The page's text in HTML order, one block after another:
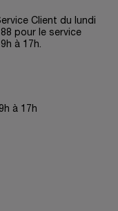
Client du lundi
pour le service
à 17h.
à 17h